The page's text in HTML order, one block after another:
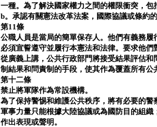
一種。為了解決國家權力之間的權限衝突，包
b。承認有關憲法改革法案，國際協議或條約
第11條
公職人員是當局的簡單保存人。他們有義務
必須宣誓遵守並履行本憲法和法律。要求他們
從廣義上講，公共行政部門將接受結果評估
制結果和問責制的手段，使其作為覆蓋所有公
第十二條
禁止將軍隊作為常設機構。
為了保持警惕和維護公共秩序，將有必要的警
軍事力量只能根據大陸協議或為國防目的組
作出表現或聲明。